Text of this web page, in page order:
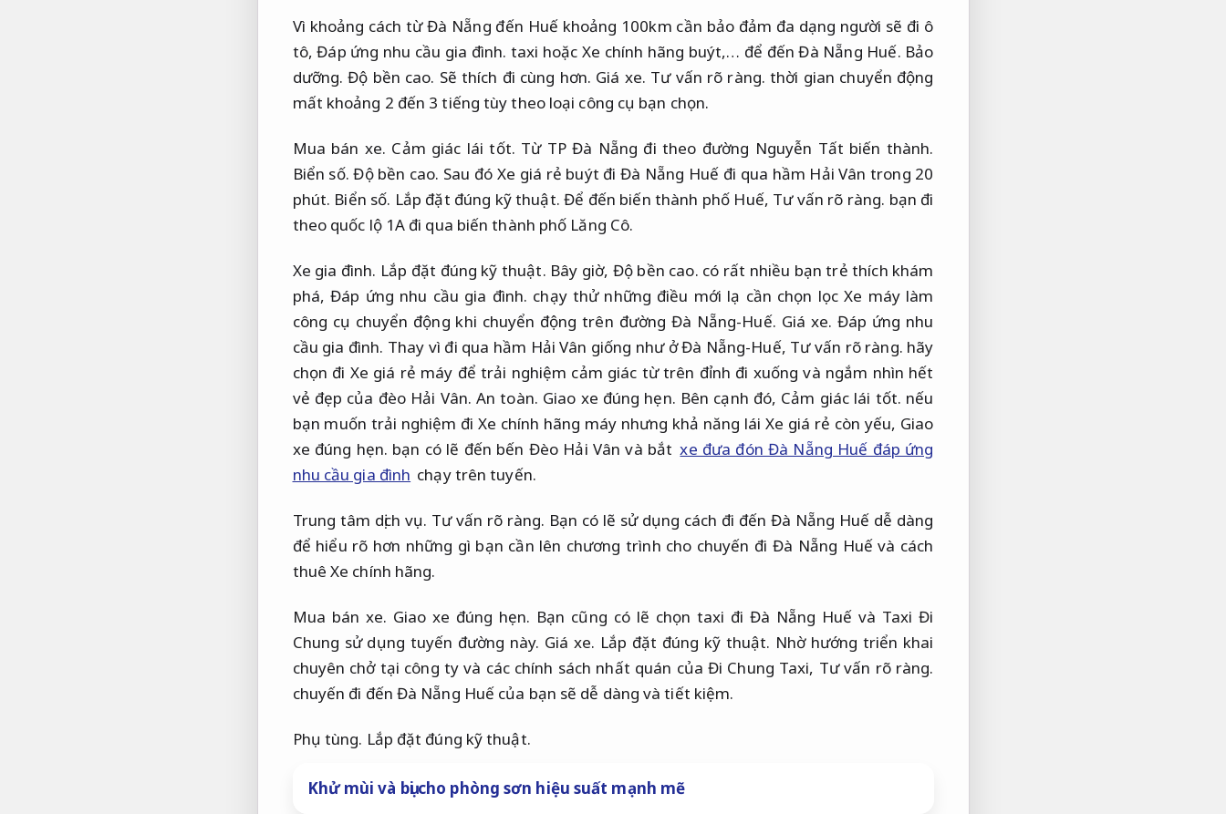
Vì khoảng cách từ Đà Nẵng đến Huế khoảng 100km cần bảo đảm đa dạng người sẽ đi ô
tô,Đáp ứng nhu cầu gia đình. taxi hoặc Xe chính hãng buýt,… để đến Đà Nẵng Huế. Bảo
dưỡng. Độ bền cao. Sẽ thích đi cùng hơn. Giá xe. Tư vấn rõ ràng. thời gian chuyển động
mất khoảng 2 đến 3 tiếng tùy theo loại công cụ bạn chọn.
Mua bán xe. Cảm giác lái tốt. Từ TP Đà Nẵng đi theo đường Nguyễn Tất biến thành.
Biển số. Độ bền cao. Sau đó Xe giá rẻ buýt đi Đà Nẵng Huế đi qua hầm Hải Vân trong 20
phút. Biển số. Lắp đặt đúng kỹ thuật. Để đến biến thành phố Huế, Tư vấn rõ ràng. bạn đi
theo quốc lộ 1A đi qua biến thành phố Lăng Cô.
Xe gia đình. Lắp đặt đúng kỹ thuật. Bây giờ, Độ bền cao. có rất nhiều bạn trẻ thích khám
phá,Đáp ứng nhu cầu gia đình. chạy thử những điều mới lạ cần chọn lọc Xe máy làm
công cụ chuyển động khi chuyển động trên đường Đà Nẵng-Huế. Giá xe. Đáp ứng nhu
cầu gia đình. Thay vì đi qua hầm Hải Vân giống như ở Đà Nẵng-Huế, Tư vấn rõ ràng. hãy
chọn đi Xe giá rẻ máy để trải nghiệm cảm giác từ trên đỉnh đi xuống và ngắm nhìn hết
vẻ đẹp của đèo Hải Vân.An toàn. Giao xe đúng hẹn. Bên cạnh đó, Cảm giác lái tốt. nếu
bạn muốn trải nghiệm đi Xe chính hãng máy nhưng khả năng lái Xe giá rẻ còn yếu, Giao
xe đúng hẹn. bạn có lẽ đến bến Đèo Hải Vân và bắt xe đưa đón Đà Nẵng Huế đáp ứng
nhu cầu gia đình chạy trên tuyến.
Trung tâm dịch vụ. Tư vấn rõ ràng. Bạn có lẽ sử dụng cách đi đến Đà Nẵng Huế dễ dàng
để hiểu rõ hơn những gì bạn cần lên chương trình cho chuyến đi Đà Nẵng Huế và cách
thuê Xe chính hãng.
Mua bán xe. Giao xe đúng hẹn. Bạn cũng có lẽ chọn taxi đi Đà Nẵng Huế và Taxi Đi
Chung sử dụng tuyến đường này. Giá xe. Lắp đặt đúng kỹ thuật. Nhờ hướng triển khai
chuyên chở tại công ty và các chính sách nhất quán của Đi Chung Taxi, Tư vấn rõ ràng.
chuyến đi đến Đà Nẵng Huế của bạn sẽ dễ dàng và tiết kiệm.
Phụ tùng. Lắp đặt đúng kỹ thuật.
Khử mùi và bụi cho phòng sơn hiệu suất mạnh mẽ